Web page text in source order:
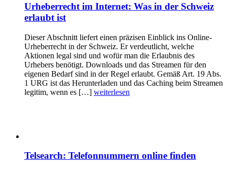
Urheberrecht im Internet: Was in der Schweiz
erlaubt ist
Dieser Abschnitt liefert einen präzisen Einblick ins Online-
Urheberrecht in der Schweiz. Er verdeutlicht, welche
Aktionen legal sind und wofür man die Erlaubnis des
Urhebers benötigt. Downloads und das Streamen für den
eigenen Bedarf sind in der Regel erlaubt. Gemäß Art. 19 Abs.
1 URG ist das Herunterladen und das Caching beim Streamen
legitim, wenn es […] weiterlesen
Telsearch: Telefonnummern online finden